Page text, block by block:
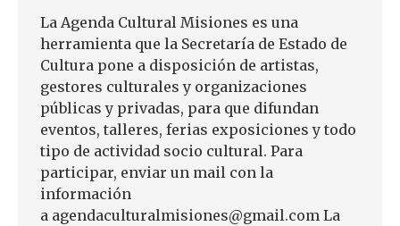
La Agenda Cultural Misiones es una
herramienta que la Secretaría de Estado de
Cultura pone a disposición de artistas,
gestores culturales y organizaciones
públicas y privadas, para que difundan
eventos, talleres, ferias exposiciones y todo
tipo de actividad socio cultural. Para
participar, enviar un mail con la
información
a agendaculturalmisiones@gmail.com La